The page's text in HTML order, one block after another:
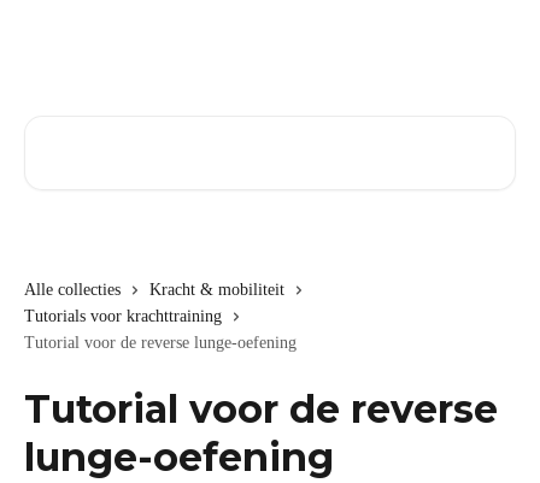
Alle collecties
Kracht & mobiliteit
Tutorials voor krachttraining
Tutorial voor de reverse lunge-oefening
Tutorial voor de reverse
lunge-oefening